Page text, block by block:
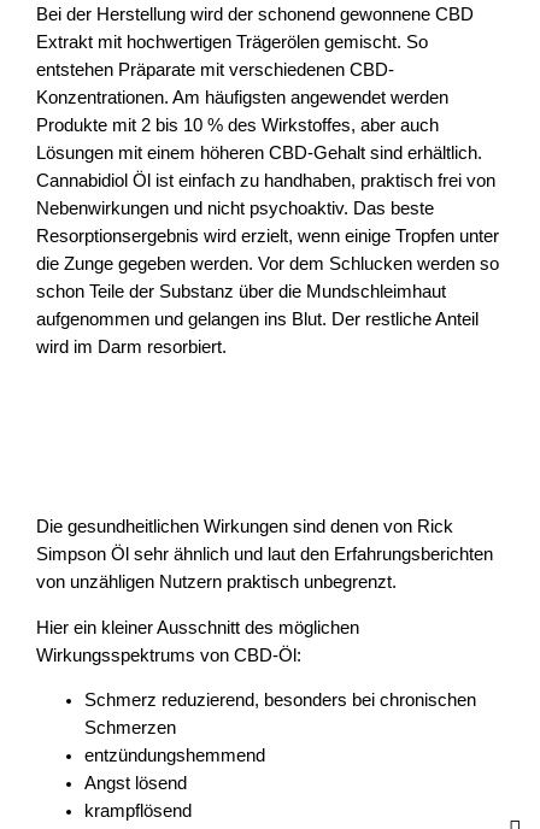
Bei der Herstellung wird der schonend gewonnene CBD
Extrakt mit hochwertigen Trägerölen gemischt. So
entstehen Präparate mit verschiedenen CBD-
Konzentrationen. Am häufigsten angewendet werden
Produkte mit 2 bis 10 % des Wirkstoffes, aber auch
Lösungen mit einem höheren CBD-Gehalt sind erhältlich.
Cannabidiol Öl ist einfach zu handhaben, praktisch frei von
Nebenwirkungen und nicht psychoaktiv. Das beste
Resorptionsergebnis wird erzielt, wenn einige Tropfen unter
die Zunge gegeben werden. Vor dem Schlucken werden so
schon Teile der Substanz über die Mundschleimhaut
aufgenommen und gelangen ins Blut. Der restliche Anteil
wird im Darm resorbiert.
Die gesundheitlichen Wirkungen sind denen von Rick
Simpson Öl sehr ähnlich und laut den Erfahrungsberichten
von unzähligen Nutzern praktisch unbegrenzt.
Hier ein kleiner Ausschnitt des möglichen
Wirkungsspektrums von CBD-Öl:
Schmerz reduzierend, besonders bei chronischen
Schmerzen
entzündungshemmend
Angst lösend
krampflösend